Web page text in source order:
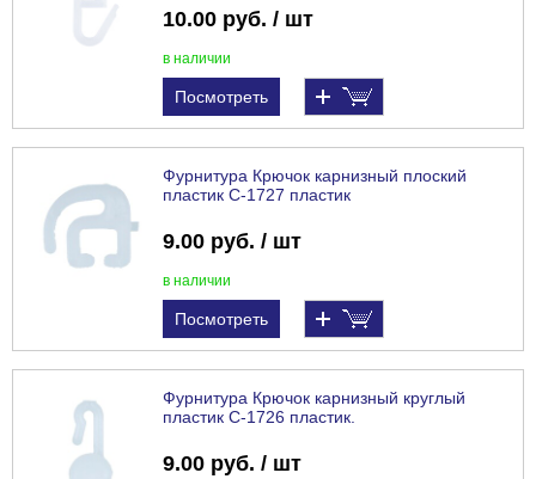
10.00 руб. / шт
в наличии
Посмотреть
Фурнитура Крючок карнизный плоский
пластик С-1727 пластик
9.00 руб. / шт
в наличии
Посмотреть
Фурнитура Крючок карнизный круглый
пластик С-1726 пластик.
9.00 руб. / шт